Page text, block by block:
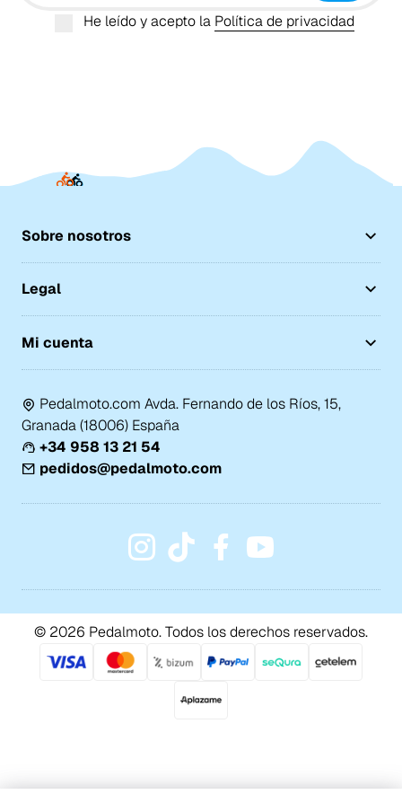
He leído y acepto la Política de privacidad
Sobre nosotros
Legal
Mi cuenta
Pedalmoto.com Avda. Fernando de los Ríos, 15,
Granada (18006) España
+34 958 13 21 54
pedidos@pedalmoto.com
© 2026 Pedalmoto. Todos los derechos reservados.